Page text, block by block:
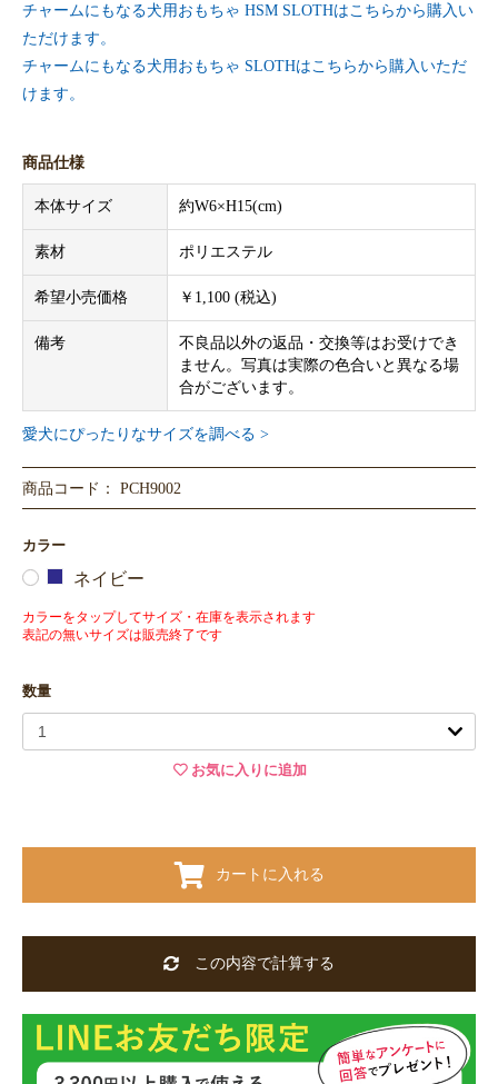
チャームにもなる犬用おもちゃ HSM SLOTHはこちらから購入い
ただけます。
チャームにもなる犬用おもちゃ SLOTHはこちらから購入いただ
けます。
商品仕様
本体サイズ 約W6×H15(cm)
素材 ポリエステル
希望小売価格 ￥1,100 (税込)
備考
不良品以外の返品・交換等はお受けでき
ません。写真は実際の色合いと異なる場
合がございます。
愛犬にぴったりなサイズを調べる >
商品コード： PCH9002
カラー
ネイビー
カラーをタップしてサイズ・在庫を表示されます
表記の無いサイズは販売終了です
数量
お気に入りに追加
カートに入れる
この内容で計算する